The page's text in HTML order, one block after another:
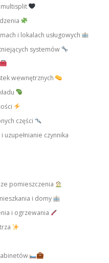
i lokalach usługowych
systemów
wewnętrznych
części
uzupełnianie czynnika
pomieszczenia
i domy
i ogrzewania